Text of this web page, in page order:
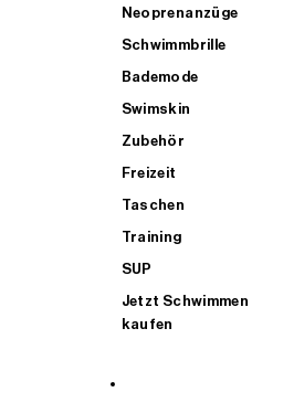
Neoprenanzüge
Schwimmbrille
Bademode
Swimskin
Zubehör
Freizeit
Taschen
Training
SUP
Jetzt Schwimmen
kaufen